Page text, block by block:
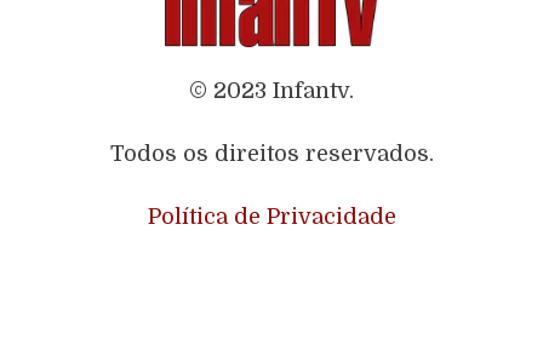
© 2023 Infantv.
Todos os direitos reservados.
Política de Privacidade